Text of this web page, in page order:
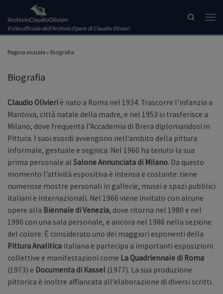
Passa al contenuto
Il sito ufficiale dell'Archivio Opere di Claudio Olivieri
Search
Pagina iniziale » Biografia
Biografia
Claudio Olivieri è nato a Roma nel 1934. Trascorre l’infanzia a
Mantova, città natale della madre, e nel 1953 si trasferisce a
Milano, dove frequenta l’Accademia di Brera diplomandosi in
Pittura. I suoi esordi avvengono nell’ambito della pittura
informale, gestuale e segnica. Nel 1960 ha tenuto la sua
prima personale al Salone Annunciata di Milano. Da questo
momento l’attività espositiva è intensa e costante: tiene
numerose mostre personali in gallerie, musei e spazi pubblici
italiani e internazionali. Nel 1966 viene invitato con alcune
opere alla Biennale di Venezia, dove ritorna nel 1980 e nel
1990 con una sala personale, e ancora nel 1986 nella sezione
del colore. È considerato uno dei maggiori esponenti della
Pittura Analitica italiana e partecipa a importanti esposizioni
collettive e manifestazioni come La Quadriennale di Roma
(1973) e Documenta di Kassel (1977). La sua produzione
pittorica è inoltre affiancata all’elaborazione di diversi scritti.